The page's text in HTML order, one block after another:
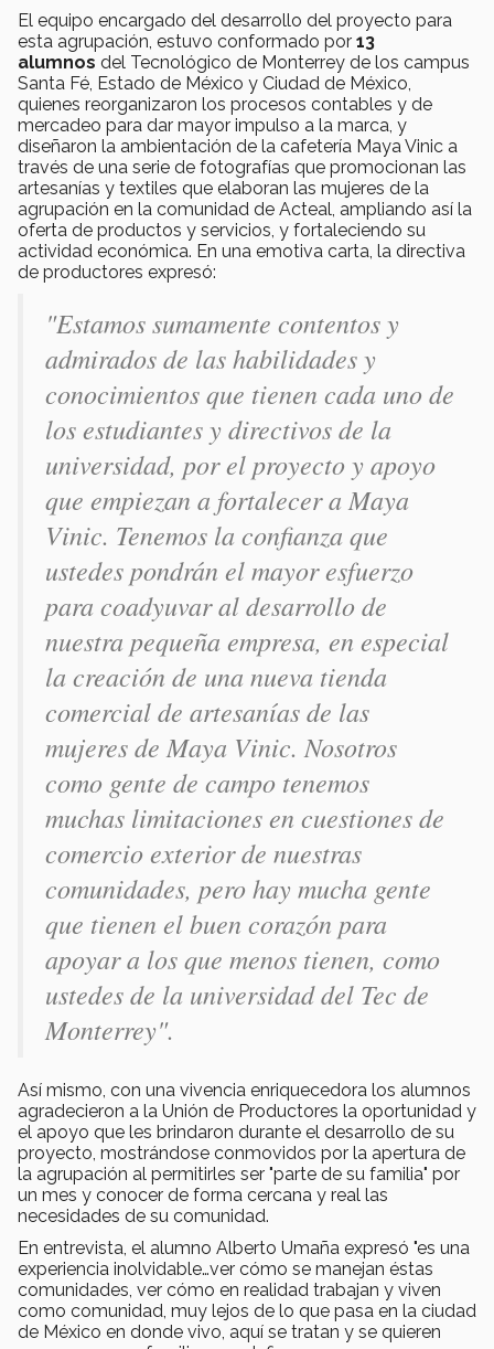
El equipo encargado del desarrollo del proyecto para
esta agrupación, estuvo conformado por 13
alumnos del Tecnológico de Monterrey de los campus
Santa Fé, Estado de México y Ciudad de México,
quienes reorganizaron los procesos contables y de
mercadeo para dar mayor impulso a la marca, y
diseñaron la ambientación de la cafetería Maya Vinic a
través de una serie de fotografías que promocionan las
artesanías y textiles que elaboran las mujeres de la
agrupación en la comunidad de Acteal, ampliando así la
oferta de productos y servicios, y fortaleciendo su
actividad económica. En una emotiva carta, la directiva
de productores expresó:
"Estamos sumamente contentos y
admirados de las habilidades y
conocimientos que tienen cada uno de
los estudiantes y directivos de la
universidad, por el proyecto y apoyo
que empiezan a fortalecer a Maya
Vinic. Tenemos la confianza que
ustedes pondrán el mayor esfuerzo
para coadyuvar al desarrollo de
nuestra pequeña empresa, en especial
la creación de una nueva tienda
comercial de artesanías de las
mujeres de Maya Vinic. Nosotros
como gente de campo tenemos
muchas limitaciones en cuestiones de
comercio exterior de nuestras
comunidades, pero hay mucha gente
que tienen el buen corazón para
apoyar a los que menos tienen, como
ustedes de la universidad del Tec de
Monterrey".
Así mismo, con una vivencia enriquecedora los alumnos
agradecieron a la Unión de Productores la oportunidad y
el apoyo que les brindaron durante el desarrollo de su
proyecto, mostrándose conmovidos por la apertura de
la agrupación al permitirles ser "parte de su familia" por
un mes y conocer de forma cercana y real las
necesidades de su comunidad.
En entrevista, el alumno Alberto Umaña expresó "es una
experiencia inolvidable…ver cómo se manejan éstas
comunidades, ver cómo en realidad trabajan y viven
como comunidad, muy lejos de lo que pasa en la ciudad
de México en donde vivo, aquí se tratan y se quieren